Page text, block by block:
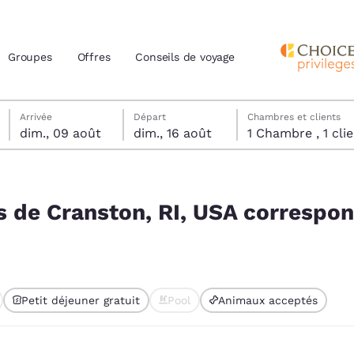
Latin America Canada
Groupes Offres Conseils de voyage
dimanche 9 août
Arrivée
dim., 09 août
dimanche 16 août
Départ
dim., 16 août
dimanche 16 août date de départ sélectionnée
dimanche 9 août date d’arrivée sélectionnée
Chambres et clients
1 Chambre ,
de Cranston, RI, USA
Petit déjeuner gratuit Pool Animaux acceptés